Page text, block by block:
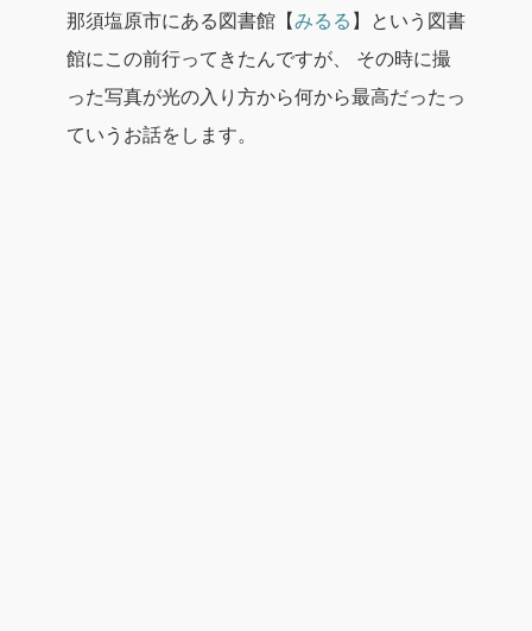
那須塩原市にある図書館【みるる】という図書
館にこの前行ってきたんですが、
その時に撮
った写真が光の入り方から何から最高だったっ
ていうお話をします。